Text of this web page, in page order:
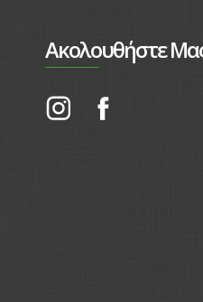
Ακολουθήστε